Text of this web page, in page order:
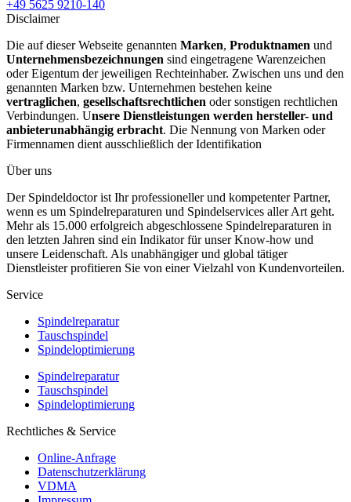
+49 5625 9210-140
Disclaimer
Die auf dieser Webseite genannten Marken, Produktnamen und
Unternehmensbezeichnungen sind eingetragene Warenzeichen
oder Eigentum der jeweiligen Rechteinhaber. Zwischen uns und den
genannten Marken bzw. Unternehmen bestehen keine
vertraglichen, gesellschaftsrechtlichen oder sonstigen rechtlichen
Verbindungen. Unsere Dienstleistungen werden hersteller- und
anbieterunabhängig erbracht. Die Nennung von Marken oder
Firmennamen dient ausschließlich der Identifikation
Über uns
Der Spindeldoctor ist Ihr professioneller und kompetenter Partner,
wenn es um Spindelreparaturen und Spindelservices aller Art geht.
Mehr als 15.000 erfolgreich abgeschlossene Spindelreparaturen in
den letzten Jahren sind ein Indikator für unser Know-how und
unsere Leidenschaft. Als unabhängiger und global tätiger
Dienstleister profitieren Sie von einer Vielzahl von Kundenvorteilen.
Service
Spindelreparatur
Tauschspindel
Spindeloptimierung
Spindelreparatur
Tauschspindel
Spindeloptimierung
Rechtliches & Service
Online-Anfrage
Datenschutzerklärung
VDMA